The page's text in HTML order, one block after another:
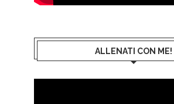
ALLENATI CON ME!